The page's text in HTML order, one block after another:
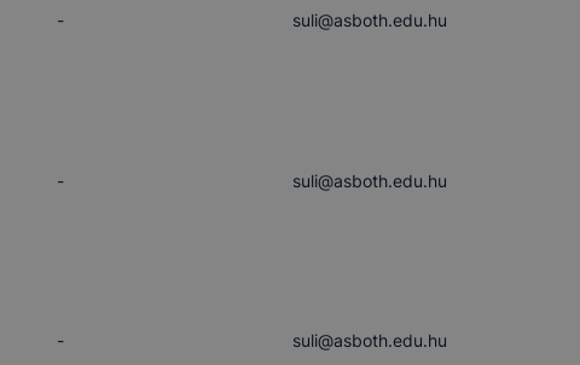
- suli​@asboth.edu.hu
- suli​@asboth.edu.hu
- suli​@asboth.edu.hu